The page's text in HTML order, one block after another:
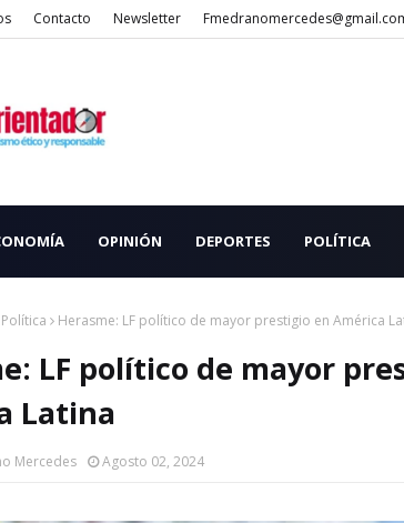
Contacto Newsletter
OPINIÓN DEPORTES POLÍTICA
Política Herasme: LF político de mayor prestigio en América
LF político de mayor
Latina
Mercedes Agosto 02, 2024